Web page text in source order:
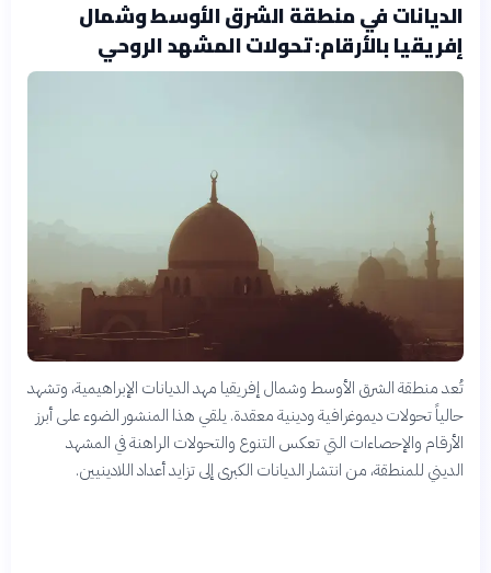
الديانات في منطقة الشرق الأوسط وشمال
إفريقيا بالأرقام: تحولات المشهد الروحي
تُعد منطقة الشرق الأوسط وشمال إفريقيا مهد الديانات الإبراهيمية، وتشهد
حالياً تحولات ديموغرافية ودينية معقدة. يلقي هذا المنشور الضوء على أبرز
الأرقام والإحصاءات التي تعكس التنوع والتحولات الراهنة في المشهد
الديني للمنطقة، من انتشار الديانات الكبرى إلى تزايد أعداد اللادينيين.